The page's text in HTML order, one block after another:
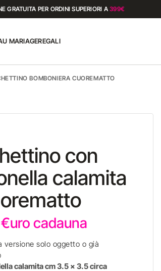
GRATUITA PER ORDINI SUPERIORI A399€
MARIAGEREGALI
BOMBONIERA CUOREMATTO
con
calamita
cadauna
versione solo oggetto o già
calamita cm 3.5 x 3.5 circa